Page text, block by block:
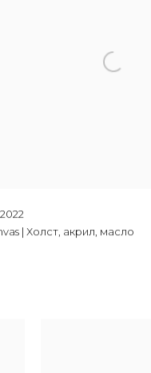
2022
| Холст, акрил, масло